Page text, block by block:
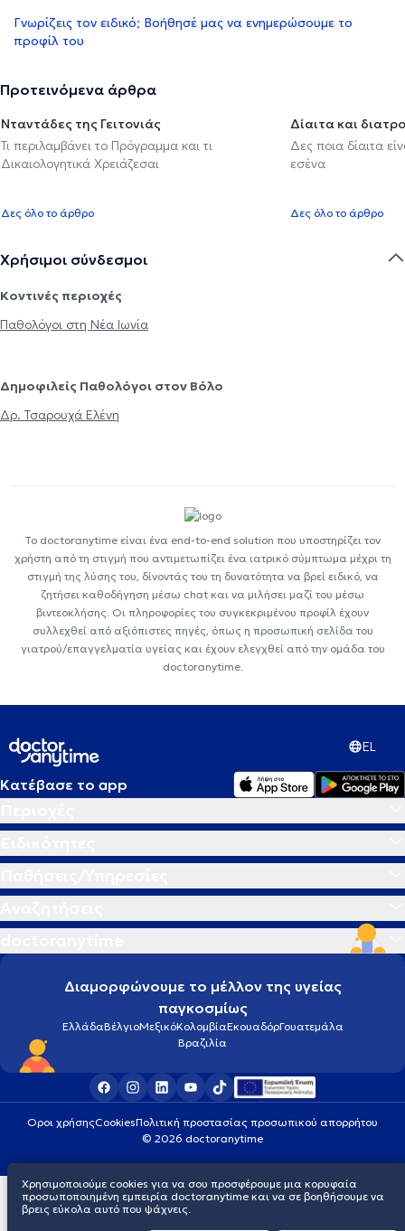
Γνωρίζεις τον ειδικό; Βοήθησέ μας να ενημερώσουμε το
προφίλ του
Προτεινόμενα άρθρα
Νταντάδες της Γειτονιάς
Τι περιλαμβάνει το Πρόγραμμα και τι
Δικαιολογητικά Χρειάζεσαι
Δες όλο το άρθρο
Δίαιτα και
Δες ποια δίαιτα
εσένα
Δες όλο το άρθρο
Χρήσιμοι σύνδεσμοι
Κοντινές περιοχές
Παθολόγοι στη Νέα Ιωνία
Δημοφιλείς Παθολόγοι στον Βόλο
Δρ. Τσαρουχά Ελένη
Το doctoranytime είναι ένα end-to-end solution που υποστηρίζει τον
χρήστη από τη στιγμή που αντιμετωπίζει ένα ιατρικό σύμπτωμα μέχρι τη
στιγμή της λύσης του, δίνοντάς του τη δυνατότητα να βρεί ειδικό, να
ζητήσει καθοδήγηση μέσω chat και να μιλήσει μαζί του μέσω
βιντεοκλήσης. Οι πληροφορίες του συγκεκριμένου προφίλ έχουν
συλλεχθεί από αξιόπιστες πηγές, όπως η προσωπική σελίδα του
γιατρού/επαγγελματία υγείας και έχουν ελεγχθεί από την ομάδα του
doctoranytime.
EL
Κατέβασε το app
Διαμορφώνουμε το μέλλον της υγείας
παγκοσμίως
ΕλλάδαΒέλγιοΜεξικόΚολομβίαΕκουαδόρΓουατεμάλα
Βραζιλία
Οροι χρήσηςCookiesΠολιτική προστασίας προσωπικού απορρήτου
© 2026 doctoranytime
Χρησιμοποιούμε cookies για να σου προσφέρουμε μια κορυφαία
προσωποποιημένη εμπειρία doctoranytime και να σε βοηθήσουμε να
βρεις εύκολα αυτό που ψάχνεις.